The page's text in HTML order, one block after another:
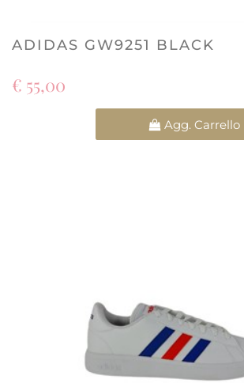
ADIDAS GW9251 BLACK
€ 55,00
Agg. Carrello